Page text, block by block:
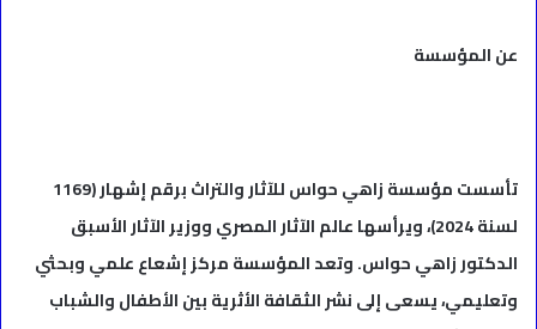
عن المؤسسة
تأسست مؤسسة زاهي حواس للآثار والتراث برقم إشهار (1169
لسنة 2024)، ويرأسها عالم الآثار المصري ووزير الآثار الأسبق
الدكتور زاهي حواس. وتعد المؤسسة مركز إشعاع علمي وبحثي
وتعليمي، يسعى إلى نشر الثقافة الأثرية بين الأطفال والشباب